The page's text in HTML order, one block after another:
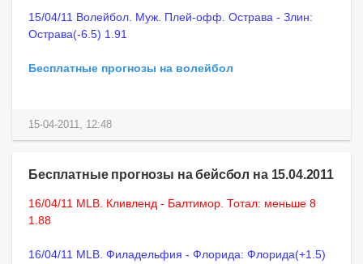
15/04/11 Волейбол. Муж. Плей-офф. Острава - Злин:
Острава(-6.5) 1.91
Бесплатные прогнозы на волейбол
15-04-2011, 12:48
Бесплатные прогнозы на бейсбол на 15.04.2011
16/04/11 MLB. Кливленд - Балтимор. Тотал: меньше 8
1.88
16/04/11 MLB. Филадельфия - Флорида: Флорида(+1.5)